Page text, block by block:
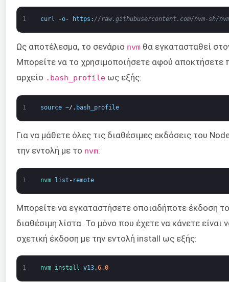
1 curl -o- https : //raw.githubusercontent.com/nvm-sh/
Ως αποτέλεσμα, το σενάριο nvm θα εγκατασταθεί
Μπορείτε να το χρησιμοποιήσετε αφού
αρχείο .bash_profile ως εξής:
1 source ~/ . bash_profile
Για να μάθετε όλες τις διαθέσιμες εκδόσεις του
την εντολή με το nvm:
1 nvm list - remote
Μπορείτε να εγκαταστήσετε οποιαδήποτε έκδοση
διαθέσιμη λίστα. Το μόνο που έχετε να κάνετε είναι
σχετική έκδοση με την εντολή install ως εξής:
1 nvm install v13.6.0